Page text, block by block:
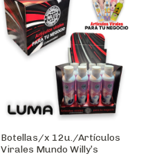
Botellas/x 12u./Artículos
Virales Mundo Willy’s